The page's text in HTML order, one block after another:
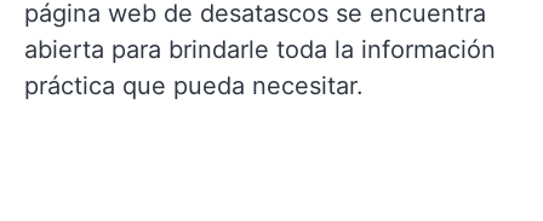
página web de desatascos se encuentra
abierta para brindarle toda la información
práctica que pueda necesitar.